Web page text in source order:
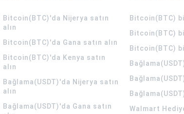
Bitcoin(BTC)'da Nijerya satın
alın
Bitcoin(BTC)'da Gana satın alın
Bitcoin(BTC)'da Kenya satın
alın
Bağlama(USDT)'da Nijerya satın
alın
Bağlama(USDT)'da Gana satın
Bitcoin(BTC)
Bitcoin(BTC)
Bitcoin(BTC)
Walmart